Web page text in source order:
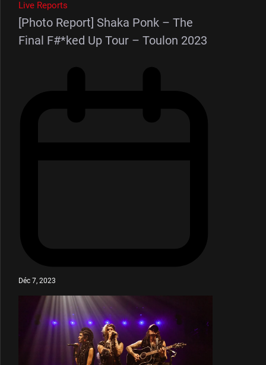
Live Reports
[Photo Report] Shaka Ponk – The
Final F#*ked Up Tour – Toulon 2023
Déc 7, 2023